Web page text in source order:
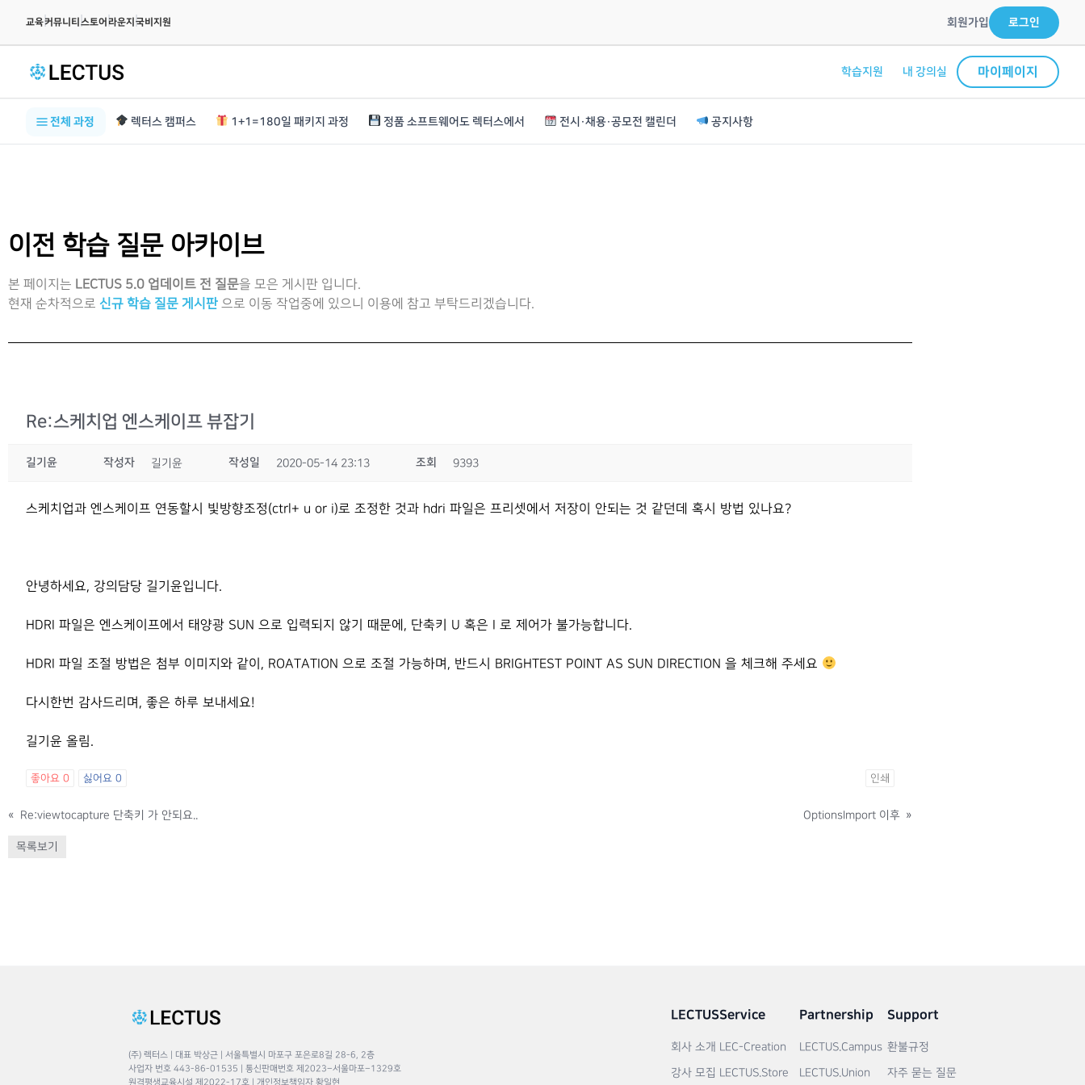
교육|커뮤니티 |스토어 |라운지 |국비지원 회원가입 로그인
학습지원 내 강의실 마이페이지
전체 과정 렉터스 캠퍼스 1+1=180일 패키지 과정 정품 소프트웨어도 렉터스에서 전시·채용·공모전 캘린더 공지사항
이전 학습 질문 아카이브
본 페이지는 LECTUS 5.0 업데이트 전 질문을 모은 게시판 입니다.
현재 순차적으로 신규 학습 질문 게시판 으로 이동 작업중에 있으니 이용에 참고 부탁드리겠습니다.
Re:스케치업 엔스케이프 뷰잡기
길기윤 작성자 길기윤 작성일 2020-05-14 23:13 조회 9393
스케치업과 엔스케이프 연동할시 빛방향조정(ctrl+ u or i)로 조정한 것과 hdri 파일은 프리셋에서 저장이 안되는 것 같던데 혹시 방법 있나요?
안녕하세요, 강의담당 길기윤입니다.
HDRI 파일은 엔스케이프에서 태양광 SUN 으로 입력되지 않기 때문에, 단축키 U 혹은 I 로 제어가 불가능합니다.
HDRI 파일 조절 방법은 첨부 이미지와 같이, ROATATION 으로 조절 가능하며, 반드시 BRIGHTEST POINT AS SUN DIRECTION 을 체크해 주세요
다시한번 감사드리며, 좋은 하루 보내세요!
길기윤 올림.
좋아요 0 싫어요 0 인쇄
« Re:viewtocapture 단축키 가 안되요.. OptionsImport 이후 »
목록보기
(주) 렉터스 | 대표 박상근 | 서울특별시 마포구 포은로8길 28-6, 2층
사업자 번호 443-86-01535 | 통신판매번호 제2023–서울마포–1329호
원격평생교육시설 제2022-17호 | 개인정보책임자 황일현
LECTUS
회사 소개
강사 모집
Service
LEC-Creation
LECTUS.Store
Partnership
LECTUS.Campus
LECTUS.Union
Support
환불규정
자주 묻는 질문